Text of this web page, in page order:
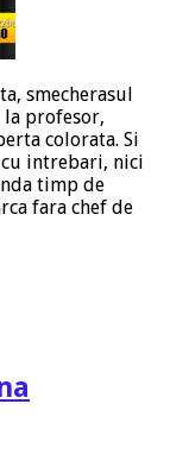
smecherasul
la profesor,
colorata. Si
intrebari, nici
timp de
fara chef de